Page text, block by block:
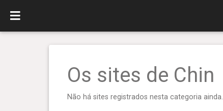
Os sites de Chin
Não há sites registrados nesta categoria ainda.